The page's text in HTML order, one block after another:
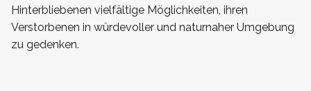
Hinterbliebenen vielfältige Möglichkeiten, ihren
Verstorbenen in würdevoller und naturnaher Umgebung
zu gedenken.